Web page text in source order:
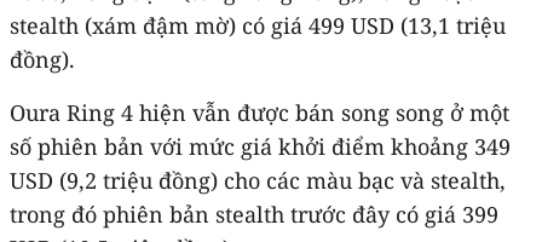
stealth (xám đậm mờ) có giá 499 USD (13,1 triệu
đồng).
Oura Ring 4 hiện vẫn được bán song song ở một
số phiên bản với mức giá khởi điểm khoảng 349
USD (9,2 triệu đồng) cho các màu bạc và stealth,
trong đó phiên bản stealth trước đây có giá 399